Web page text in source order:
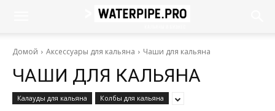
Домой Аксессуары для кальяна Чаши для кальяна
ЧАШИ ДЛЯ КАЛЬЯНА
Калауды для кальяна Колбы для кальяна